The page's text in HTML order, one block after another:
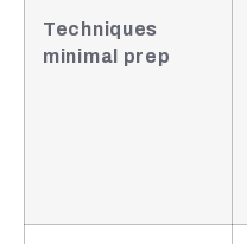
Techniques
minimal prep